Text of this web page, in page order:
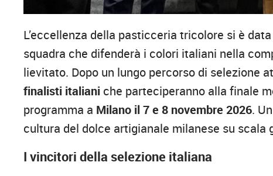
L’eccellenza della pasticceria tricolore si è
squadra che difenderà i colori italiani nella
lievitato. Dopo un lungo percorso di selezione
finalisti italiani che parteciperanno alla finale
programma a Milano il 7 e 8 novembre 2026.
cultura del dolce artigianale milanese su scala
I vincitori della selezione italiana